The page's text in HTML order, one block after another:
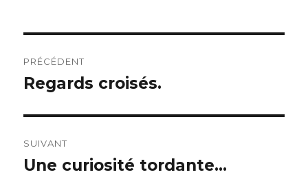
de
PRÉCÉDENT
Publication
Regards croisés.
SUIVANT
Publication
Une curiosité tordante…